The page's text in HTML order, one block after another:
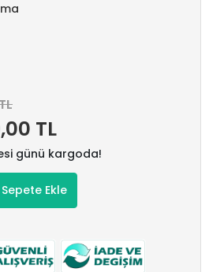
TL
günü kargoda!
Sepete Ekle